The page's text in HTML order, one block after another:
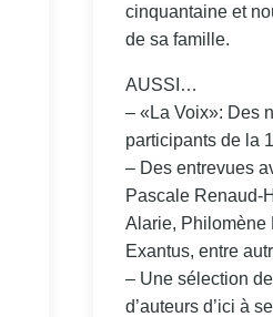
cinquantaine et
de sa famille.
AUSSI…
– «La Voix»: Des
participants de la
– Des entrevues
Pascale Renaud-
Alarie, Philomène
Exantus, entre
– Une sélection
d’auteurs d’ici à